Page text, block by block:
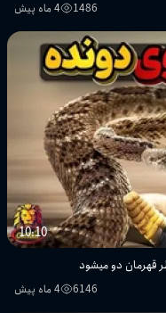
1486 4 ماه پیش
10:10
قهرمان دو میشود
6146 4 ماه پیش